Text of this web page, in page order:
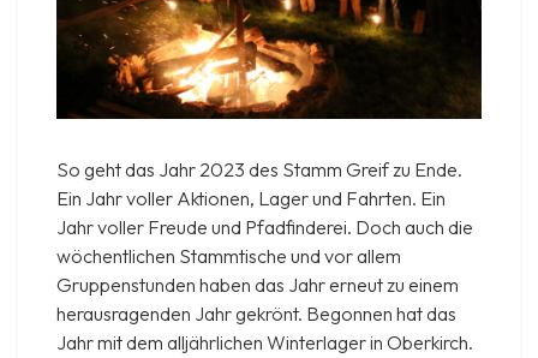
So geht das Jahr 2023 des Stamm Greif zu Ende.
Ein Jahr voller Aktionen, Lager und Fahrten. Ein
Jahr voller Freude und Pfadfinderei. Doch auch die
wöchentlichen Stammtische und vor allem
Gruppenstunden haben das Jahr erneut zu einem
herausragenden Jahr gekrönt. Begonnen hat das
Jahr mit dem alljährlichen Winterlager in Oberkirch.